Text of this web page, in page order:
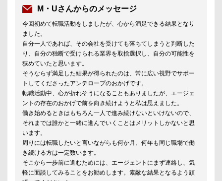
M・Uさんからのメッセージ
今回初めて転職活動をしましたが、心から満足できる結果となり
ました。
自分一人であれば、その会社を受けても落ちてしまうと判断した
り、自分の独断で受けられる業界を取捨選択し、自分の可能性を
狭めていたと思います。
そうならず満足した結果が得られたのは、常に広い視野でサポー
トしてくださったアンテロープのおかげです。
転職活動中、心が折れそうになることもありましたが、エージェ
ントの存在のおかげで前を向き続けようと私は思えました。
働き始めるときはもちろん一人で進み続けないといけないので、
それまでは誰かと一緒に進んでいくことはメリットしかないと思
います。
周りには転職したいと言いながらも何か月、何年も同じ職場で働
き続ける方は一定数います。
そこから一歩前に進むためには、エージェントにまず連絡し、気
軽に面談してみることをお勧めします。素敵な結果となるよう頑